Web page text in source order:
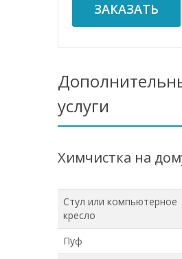
ЗАКАЗАТЬ
услуги
Химчистка на
Стул или компьютерное
кресло
Пуф